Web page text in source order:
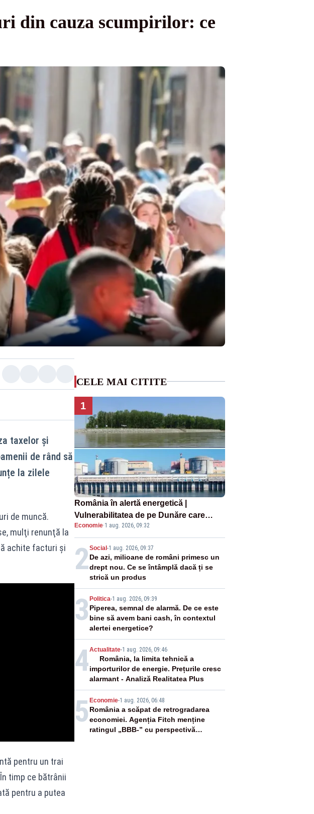
din cauza scumpirilor: ce
taxelor și
de rând să
la zilele
de muncă.
mulţi renunţă la
achite facturi și
pentru un trai
timp ce bătrânii
pentru a putea
CELE MAI CITITE
1
România în alertă energetică |
Vulnerabilitatea de pe Dunăre care
pune în pericol Centrala Cernavodă era
cunoscută de pe vremea lui Ceaușescu
Economie·1 aug. 2026, 09:32
2Social-1 aug. 2026, 09:37
De azi, milioane de români primesc un
drept nou. Ce se întâmplă dacă ți se
strică un produs
3 Politica-1 aug. 2026, 09:39
Piperea, semnal de alarmă. De ce este
bine să avem bani cash, în contextul
alertei energetice?
4Actualitate-1 aug. 2026, 09:46
România, la limita tehnică a
importurilor de energie. Prețurile cresc
alarmant - Analiză Realitatea Plus
5 Economie-1 aug. 2026, 06:48
România a scăpat de retrogradarea
economiei. Agenția Fitch menține
ratingul „BBB-” cu perspectivă